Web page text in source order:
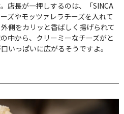
店長が一押しするのは、「SINCA
ズやモッツァレラチーズを入れて
側をカリッと香ばしく揚げられて
中から、クリーミーなチーズがと
いっぱいに広がるそうですよ。